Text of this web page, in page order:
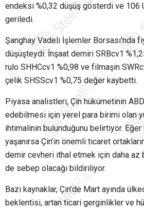
endeksi %0,32 düşüş gösterdi ve 106
geriledi.
Şanghay Vadeli İşlemler Borsası'nda
düşüşteydi. İnşaat demiri SRBcv1
rulo SHHCcv1 %0,98 ve filmaşin
çelik SHSScv1 %0,75 değer kaybetti.
Piyasa analistleri, Çin hükümetinin
edebilmesi için yerel para birimi olan
ihtimalinin bulunduğunu belirtiyor.
yaşanırsa Çin’in önemli ticaret
demir cevheri ithal etmek için daha az
de sebep olacağı bildiriliyor.
Bazı kaynaklar, Çin’de Mart ayında
beklentisi, artan ticari gerginlikler ve